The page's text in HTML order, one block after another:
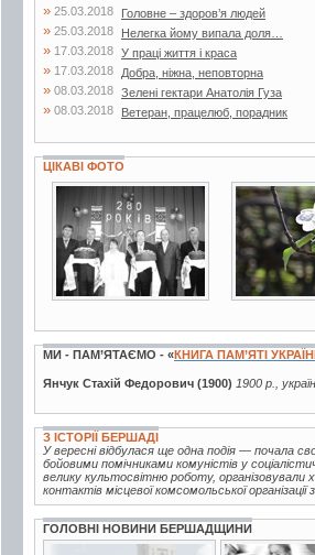
» 25.03.2018 Головне – здоров’я людей
» 25.03.2018 Нелегка йому випала доля…
» 17.03.2018 У праці життя і краса
» 17.03.2018 Добра, ніжна, неповторна
» 08.03.2018 Зелені гектари Анатолія Гуза
» 08.03.2018 Ветеран, працелюб, порадник
ЦІКАВІ ФОТО
19 фото
МИ - ПАМ’ЯТАЄМО - «КНИГА ПАМ’ЯТІ
Янчук Стахій Федорович (1900) 1900 р.,
З ІСТОРІЇ БЕРШАДІ
У вересні відбулася ще одна подія — почала
бойовими помічниками комуністів у
велику культосвітню роботу,
контактів місцевої комсомольської організації
ГОЛОВНІ НОВИНИ БЕРШАДЩИНИ